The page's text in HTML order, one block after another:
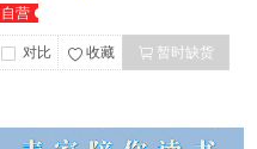
自营
对比 收藏 暂时缺货